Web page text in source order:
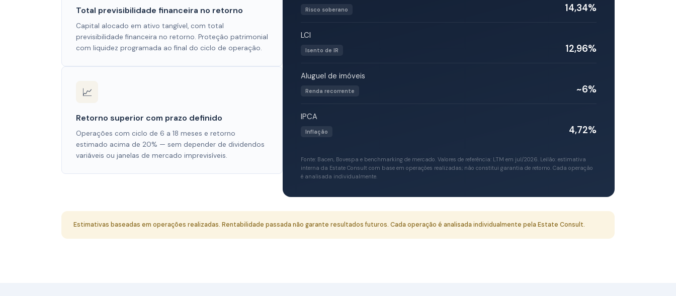
Total previsibilidade financeira no retorno
Capital alocado em ativo tangível, com total
previsibilidade financeira no retorno. Proteção patrimonial
com liquidez programada ao final do ciclo de operação.
📈
Retorno superior com prazo definido
Operações com ciclo de 6 a 18 meses e retorno
estimado acima de 20% — sem depender de dividendos
variáveis ou janelas de mercado imprevisíveis.
Risco soberano 14,34%
LCI
Isento de IR 12,96%
Aluguel de imóveis
Renda recorrente ~6%
IPCA
Inflação 4,72%
Fonte: Bacen, Bovespa e benchmarking de mercado. Valores de referência: LTM em jul/2026. Leilão: estimativa
interna da Estate Consult com base em operações realizadas; não constitui garantia de retorno. Cada operação
é analisada individualmente.
Estimativas baseadas em operações realizadas. Rentabilidade passada não garante resultados futuros. Cada operação é analisada individualmente pela Estate Consult.